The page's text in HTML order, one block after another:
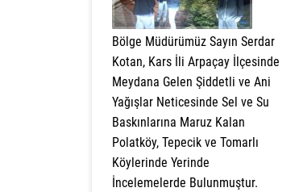
Bölge Müdürümüz Sayın Serdar
Kotan, Kars İli Arpaçay İlçesinde
Meydana Gelen Şiddetli ve Ani
Yağışlar Neticesinde Sel ve Su
Baskınlarına Maruz Kalan
Polatköy, Tepecik ve Tomarlı
Köylerinde Yerinde
İncelemelerde Bulunmuştur.